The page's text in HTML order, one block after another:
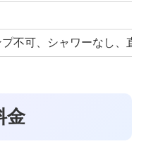
不可、シャワーなし、直
金